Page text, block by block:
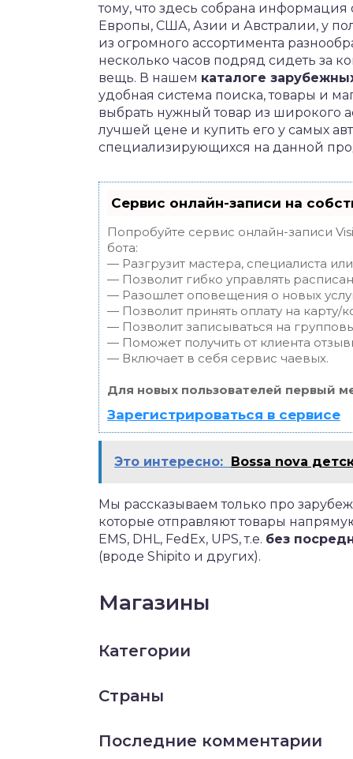
тому, что здесь собрана
Европы, США, Азии и Австралии, у
из огромного ассортимента
несколько часов подряд сидеть за
вещь. В нашем каталоге
удобная система поиска, товары и
выбрать нужный товар из широкого
лучшей цене и купить его у самых
специализирующихся на данной
Сервис онлайн-записи на
Попробуйте сервис онлайн-записи
бота:
— Разгрузит мастера, специалиста
— Позволит гибко управлять
— Разошлет оповещения о новых
— Позволит принять оплату на карту/
— Позволит записываться на
— Поможет получить от клиента
— Включает в себя сервис чаевых.
Для новых пользователей первый
Зарегистрироваться в сервисе
Это интересно: Bossa nova
Мы рассказываем только про
которые отправляют товары
EMS, DHL, FedEx, UPS, т.е. без
(вроде Shipito и других).
Магазины
Категории
Страны
Последние комментарии